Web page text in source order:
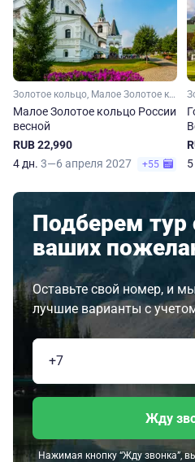
Золотое кольцо, Малое Золотое кольцо, Московская область, Владимирская область, Ярославская область, Костромская область, Ивановская область
Малое Золотое кольцо России
весной
RUB 22,990
4 дн. 3—6 апреля 2027 +55
Подберем тур
ваших
Оставьте свой номер, и
лучшие варианты с
Жду
Нажимая кнопку “Жду звонка”,